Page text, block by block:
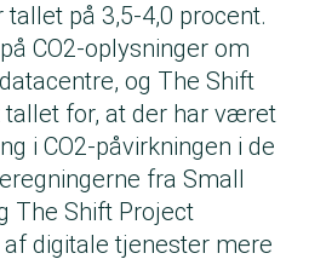
på 3,5-4,0 procent.
CO2-oplysninger om
og The Shift
tallet for, at der har været
i CO2-påvirkningen i de
fra Small
The Shift Project
digitale tjenester mere